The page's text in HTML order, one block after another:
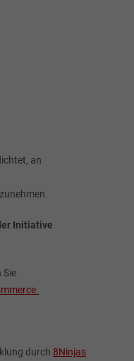
an
Initiative
Sie
durch 8Ninjas